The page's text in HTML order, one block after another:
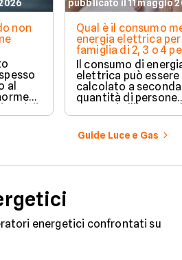
non
al
pubblicato il 11 maggio
Qual è il consumo
energia elettrica per
famiglia di 2, 3 o 4
Il consumo di
elettrica può essere
calcolato a
quantità di persone
determinato
numerosi i fattori
influenzano questo
considerazione per
Guide Luce e Gas
energetici confrontati su